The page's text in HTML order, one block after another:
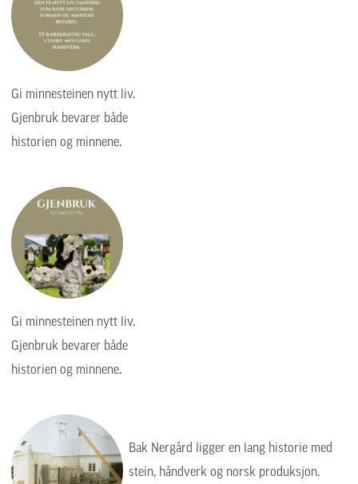
Gi minnesteinen nytt liv.
Gjenbruk bevarer både
historien og minnene.
Gi minnesteinen nytt liv.
Gjenbruk bevarer både
historien og minnene.
Bak Nergård ligger en lang historie med
stein, håndverk og norsk produksjon.